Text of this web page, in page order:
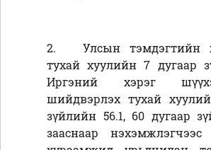
2.Улсын тэмдэгтийн
тухай хуулийн 7 дугаар
Иргэний хэрэг
шийдвэрлэх тухай
зүйлийн 56.1, 60 дугаар
зааснаар нэхэмжлэгчээс